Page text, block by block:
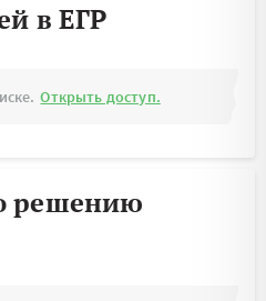
в ЕГР
Открыть доступ.
решению